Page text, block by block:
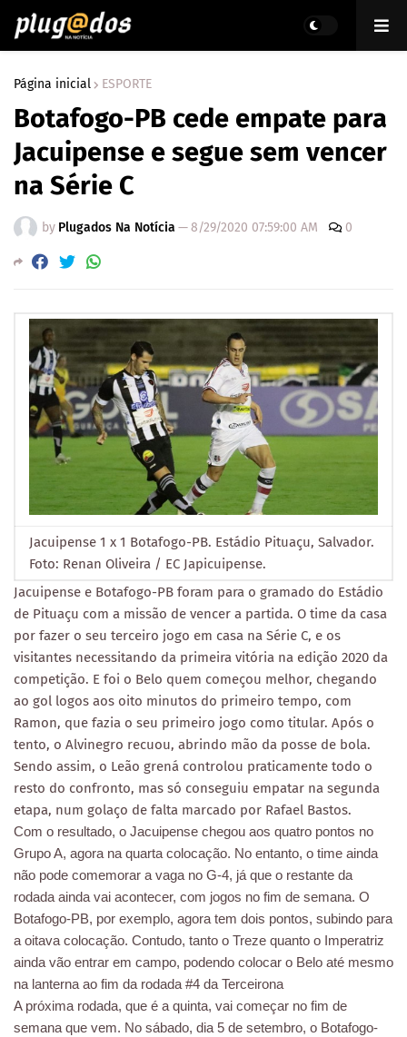
Página inicial ESPORTE
Botafogo-PB cede empate para
Jacuipense e segue sem vencer
na Série C
by Plugados Na Notícia —8/29/2020 07:59:00 AM 0
Jacuipense 1 x 1 Botafogo-PB. Estádio Pituaçu, Salvador.
Foto: Renan Oliveira / EC Japicuipense.
Jacuipense e Botafogo-PB foram para o gramado do Estádio
de Pituaçu com a missão de vencer a partida. O time da casa
por fazer o seu terceiro jogo em casa na Série C, e os
visitantes necessitando da primeira vitória na edição 2020 da
competição. E foi o Belo quem começou melhor, chegando
ao gol logos aos oito minutos do primeiro tempo, com
Ramon, que fazia o seu primeiro jogo como titular. Após o
tento, o Alvinegro recuou, abrindo mão da posse de bola.
Sendo assim, o Leão grená controlou praticamente todo o
resto do confronto, mas só conseguiu empatar na segunda
etapa, num golaço de falta marcado por Rafael Bastos.
Com o resultado, o Jacuipense chegou aos quatro pontos no
Grupo A, agora na quarta colocação. No entanto, o time ainda
não pode comemorar a vaga no G-4, já que o restante da
rodada ainda vai acontecer, com jogos no fim de semana. O
Botafogo-PB, por exemplo, agora tem dois pontos, subindo para
a oitava colocação. Contudo, tanto o Treze quanto o Imperatriz
ainda vão entrar em campo, podendo colocar o Belo até mesmo
na lanterna ao fim da rodada #4 da Terceirona
A próxima rodada, que é a quinta, vai começar no fim de
semana que vem. No sábado, dia 5 de setembro, o Botafogo-